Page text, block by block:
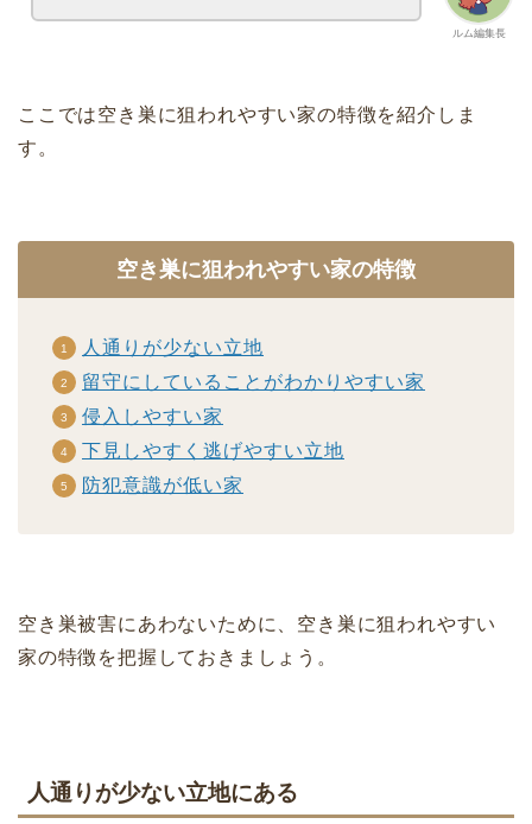
ルム編集長
ここでは空き巣に狙われやすい家の特徴を紹介しま
す。
空き巣に狙われやすい家の特徴
人通りが少ない立地
留守にしていることがわかりやすい家
侵入しやすい家
下見しやすく逃げやすい立地
防犯意識が低い家
空き巣被害にあわないために、空き巣に狙われやすい
家の特徴を把握しておきましょう。
人通りが少ない立地にある